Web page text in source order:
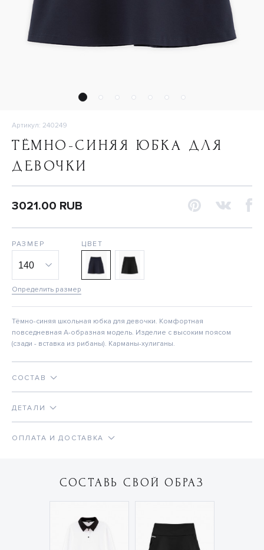
Артикул: 240249
ТЁМНО-СИНЯЯ ЮБКА ДЛЯ
ДЕВОЧКИ
3021.00 RUB
РАЗМЕР
Определить размер
ЦВЕТ
Тёмно-синяя школьная юбка для девочки. Комфортная
повседневная А-образная модель. Изделие с высоким поясом
(сзади - вставка из рибаны). Карманы-хулиганы.
СОСТАВ
ДЕТАЛИ
ОПЛАТА И ДОСТАВКА
СОСТАВЬ СВОЙ ОБРАЗ